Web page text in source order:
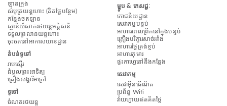
ឡានក្រុង
សំបុត្រយន្តហោះ (គិតថ្លៃបន្ថែម)
កន្លែង​ចត​ឡាន
ស្ថានីយ៍សាករថយន្តអគ្គិសនី
ទទួលព្រលានយន្តហោះ
ចុះចតនៅអាកាសយានដ្ឋាន
តំបន់ទូទៅ
រាបស្មើរ
ដំបូលព្រះអាទិត្យ
គ្រឿងសង្ហារឹមក្រៅ
ទូទៅ
ចំណតរថយន្ត
ម្ហូប & ភេសជ្ជៈ
ភោជនីយដ្ឋាន
សេវាកម្មបន្ទប់
អាហារពេលព្រឹកនៅក្នុងបន្ទប់
គ្រឿងបរិក្ខារសាច់អាំង
អាហារថ្ងៃត្រង់ខ្ចប់
អាហារកុមារ
ផ្ទះកាហ្វេនៅនឹងកន្លែង
សេវាកម្ម
សេវាអ៊ីនធើណិត
ប្រព័ន្ធ Wifi
វ៉ាយហ្វាយឥតគិតថ្លៃ